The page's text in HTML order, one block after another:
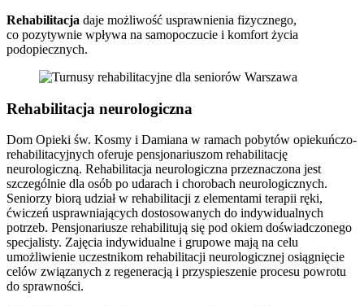
Rehabilitacja daje możliwość usprawnienia fizycznego,
co pozytywnie wpływa na samopoczucie i komfort życia
podopiecznych.
Rehabilitacja neurologiczna
Dom Opieki św. Kosmy i Damiana w ramach pobytów opiekuńczo-
rehabilitacyjnych oferuje pensjonariuszom rehabilitację
neurologiczną. Rehabilitacja neurologiczna przeznaczona jest
szczególnie dla osób po udarach i chorobach neurologicznych.
Seniorzy biorą udział w rehabilitacji z elementami terapii ręki,
ćwiczeń usprawniających dostosowanych do indywidualnych
potrzeb. Pensjonariusze rehabilitują się pod okiem doświadczonego
specjalisty. Zajęcia indywidualne i grupowe mają na celu
umożliwienie uczestnikom rehabilitacji neurologicznej osiągnięcie
celów związanych z regeneracją i przyspieszenie procesu powrotu
do sprawności.